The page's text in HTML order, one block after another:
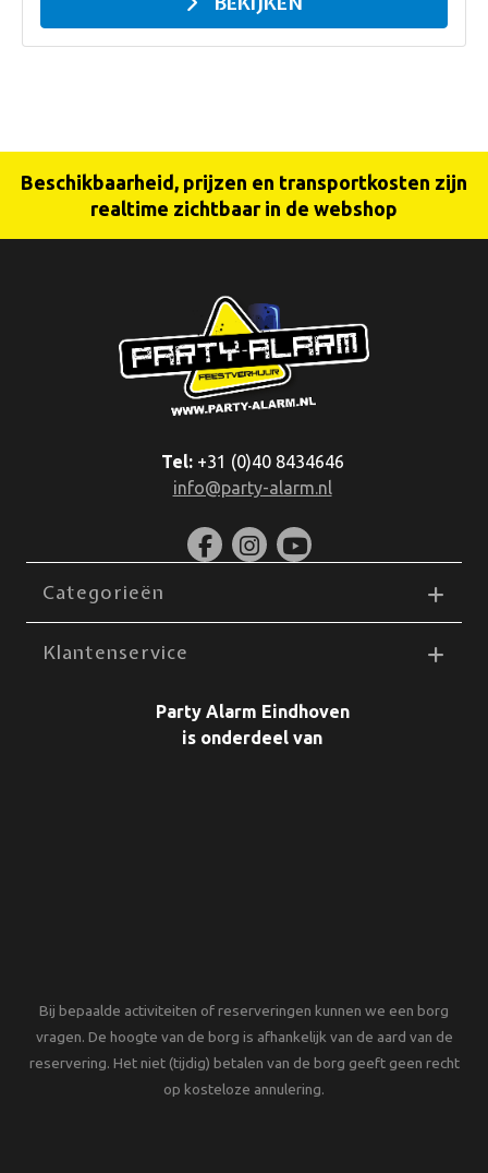
Beschikbaarheid, prijzen en transportkosten zijn
realtime zichtbaar in de webshop
Tel:+31 (0)40 8434646
info@party-alarm.nl
Categorieën
Klantenservice
Party Alarm Eindhoven
is onderdeel van
Bij bepaalde activiteiten of reserveringen kunnen we een borg
vragen. De hoogte van de borg is afhankelijk van de aard van de
reservering. Het niet (tijdig) betalen van de borg geeft geen recht
op kosteloze annulering.